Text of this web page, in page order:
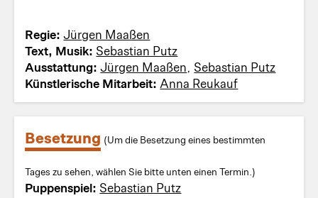
Regie:Jürgen Maaßen
Text, Musik: Sebastian Putz
Ausstattung:Jürgen Maaßen, Sebastian Putz
Künstlerische Mitarbeit:Anna Reukauf
Besetzung (Um die Besetzung eines bestimmten
Tages zu sehen, wählen Sie bitte unten einen Termin.)
Puppenspiel: Sebastian Putz